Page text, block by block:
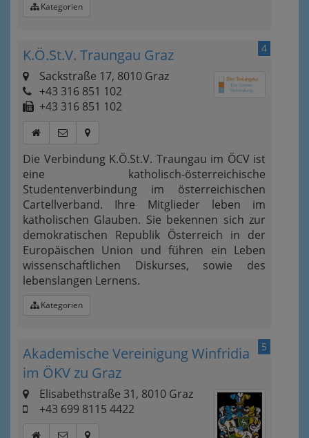
Kategorien
4
K.Ö.St.V. Traungau Graz
Sackstraße 17, 8010 Graz
+43 316 851 102
+43 316 851 102
Die Verbindung K.Ö.St.V. Traungau im ÖCV ist
eine katholisch-österreichische
Studentenverbindung im österreichischen
Cartellverband. Ihre Mitglieder leben im
katholischen Glauben. Sie bekennen sich zur
demokratischen Republik Österreich in der
Europäischen Union und führen ein Leben
wissenschaftlichen Diskurses, sowie des
lebenslangen Lernens.
Kategorien
5
Akademische Vereinigung Winfridia
im ÖKV zu Graz
Elisabethstraße 31, 8010 Graz
+43 699 8115 4422